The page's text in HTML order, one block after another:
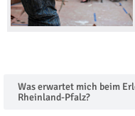
Was erwartet mich beim
Rheinland-Pfalz?